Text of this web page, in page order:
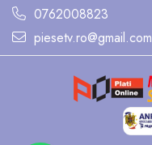
0762008823
piesetv.ro@gmail.com